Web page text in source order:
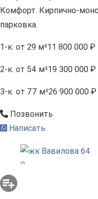
Комфорт. Кирпично-
парковка.
1-к. от 29 м²11 800 000 ₽
2-к. от 54 м²19 300 000 ₽
3-к. от 77 м²26 900 000 ₽
Позвонить
Написать